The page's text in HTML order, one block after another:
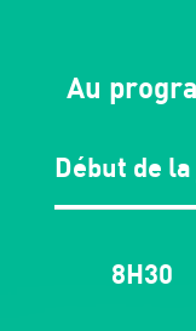
Au
Début de
8H30